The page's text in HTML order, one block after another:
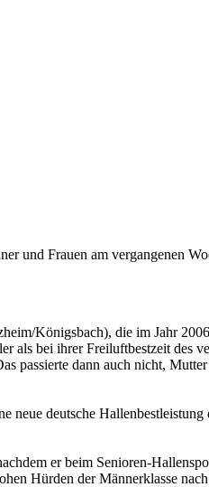
und Frauen am vergangenen
Königsbach), die im Jahr
bei ihrer Freiluftbestzeit des
passierte dann auch nicht,
deutsche
er beim Senioren-
Hürden der Männerklasse